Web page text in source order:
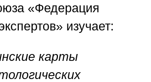
«Федерация
изучает:
карты